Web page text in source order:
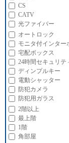
CS
CATV
光ファイバー
オートロック
モニタ付インター
宅配ボックス
24時間セキュリテ
ディンプルキー
電動シャッター
防犯カメラ
防犯用ガラス
2階以上
最上階
1階
角部屋